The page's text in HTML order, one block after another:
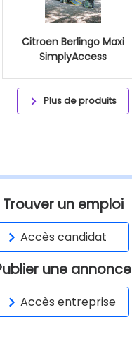
Citroen Berlingo Maxi
SimplyAccess
Plus de produits
Trouver un emploi
Accès candidat
une annonce
Accès entreprise